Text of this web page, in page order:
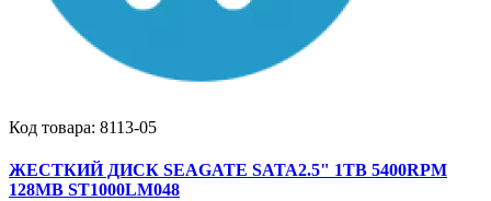
Код товара: 8113-05
ЖЕСТКИЙ ДИСК SEAGATE SATA2.5" 1TB 5400RPM
128MB ST1000LM048